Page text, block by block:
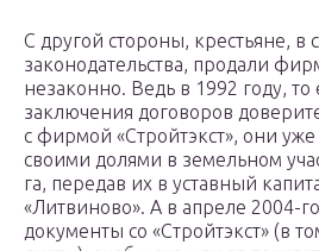
С другой стороны, крестьяне, в
законодательства, продали
незаконно. Ведь в 1992 году, то
заключения договоров
с фирмой «Стройтэкст», они
своими долями в земельном
га, передав их в уставный
«Литвиново». А в апреле 2004-
документы со «Стройтэкст» (в